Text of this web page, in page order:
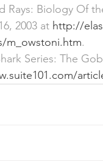
Rays: Biology Of
2003 at http://
m_owstoni.htm.
Series: The